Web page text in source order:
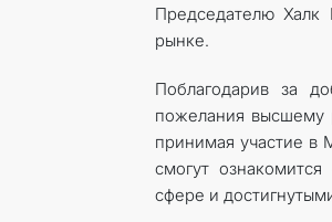
Председателю Халк
рынке.
Поблагодарив за
пожелания высшему
принимая участие в
смогут
сфере и